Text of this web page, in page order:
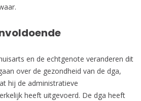
en de echtgenote veranderen dit
over de gezondheid van de dga,
hij de administratieve
heeft uitgevoerd. De dga heeft